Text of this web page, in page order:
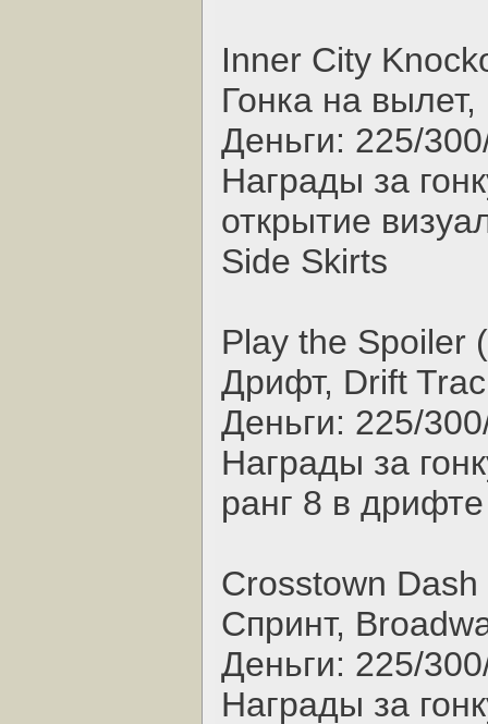
Inner City
Гонка на
Деньги: 225/
Награды за
открытие
Side Skirts
Play the Spoiler
Дрифт, Drift
Деньги: 225/
Награды за
ранг 8 в дрифте
Crosstown Dash
Спринт,
Деньги: 225/
Награды за